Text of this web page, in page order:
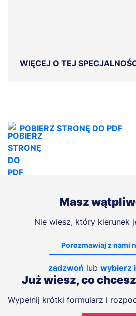
WIĘCEJ O TEJ
POBIERZ STRONĘ DO PDF
Masz
Nie wiesz, który kierunek
Porozmawiaj z nami
zadzwoń lub wybierz
Już wiesz, co
Wypełnij krótki formularz i